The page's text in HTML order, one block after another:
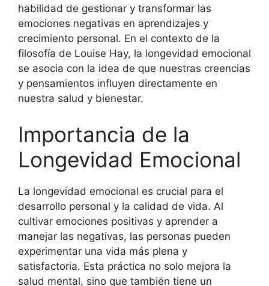
habilidad de gestionar y transformar las
emociones negativas en aprendizajes y
crecimiento personal. En el contexto de la
filosofía de Louise Hay, la longevidad emocional
se asocia con la idea de que nuestras creencias
y pensamientos influyen directamente en
nuestra salud y bienestar.
Importancia de la
Longevidad Emocional
La longevidad emocional es crucial para el
desarrollo personal y la calidad de vida. Al
cultivar emociones positivas y aprender a
manejar las negativas, las personas pueden
experimentar una vida más plena y
satisfactoria. Esta práctica no solo mejora la
salud mental, sino que también tiene un